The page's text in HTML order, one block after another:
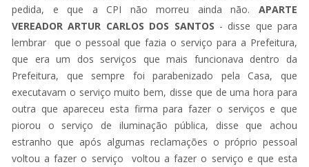
pedida, e que a CPI não morreu ainda não. APARTE
VEREADOR ARTUR CARLOS DOS SANTOS - disse que para
lembrar que o pessoal que fazia o serviço para a Prefeitura,
que era um dos serviços que mais funcionava dentro da
Prefeitura, que sempre foi parabenizado pela Casa, que
executavam o serviço muito bem, disse que de uma hora para
outra que apareceu esta firma para fazer o serviços e que
piorou o serviço de iluminação pública, disse que achou
estranho que após algumas reclamações o próprio pessoal
voltou a fazer o serviço voltou a fazer o serviço e que esta